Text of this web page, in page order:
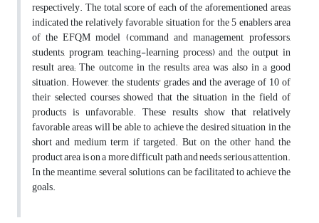
respectively. The total score of each of the aforementioned areas
indicated the relatively favorable situation for the 5 enablers area
of the EFQM model (command and management, professors,
students, program, teaching-learning process) and the output in
result area; The outcome in the results area was also in a good
situation. However, the students' grades and the average of 10 of
their selected courses showed that the situation in the field of
products is unfavorable. These results show that relatively
favorable areas will be able to achieve the desired situation in the
short and medium term if targeted. But on the other hand, the
product area is on a more difficult path and needs serious attention.
In the meantime, several solutions can be facilitated to achieve the
goals.